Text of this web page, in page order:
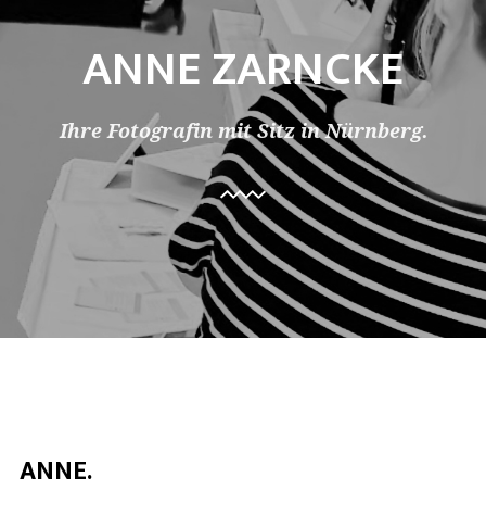
ANNE ZARNCKE
Ihre Fotografin mit Sitz in Nürnberg.
ANNE.